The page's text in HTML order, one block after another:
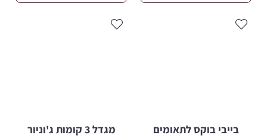
בייבי בוקס לתאומים
מגדל 3 קומות ג'וניור